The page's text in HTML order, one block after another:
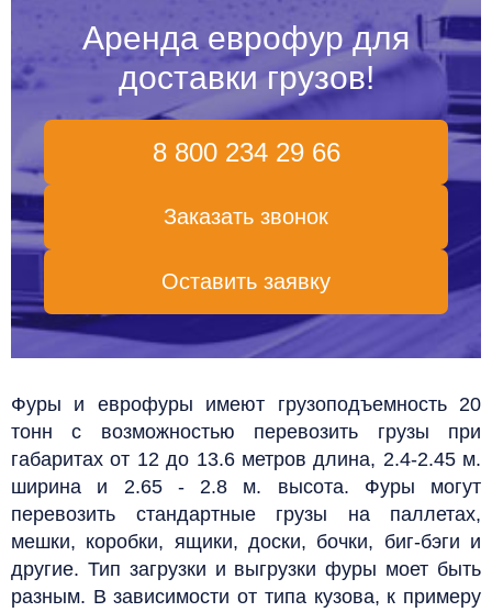
Аренда еврофур для
доставки грузов!
8 800 234 29 66
Заказать звонок
Оставить заявку
Фуры и еврофуры имеют грузоподъемность 20
тонн с возможностью перевозить грузы при
габаритах от 12 до 13.6 метров длина, 2.4-2.45 м.
ширина и 2.65 - 2.8 м. высота. Фуры могут
перевозить стандартные грузы на паллетах,
мешки, коробки, ящики, доски, бочки, биг-бэги и
другие. Тип загрузки и выгрузки фуры моет быть
разным. В зависимости от типа кузова, к примеру